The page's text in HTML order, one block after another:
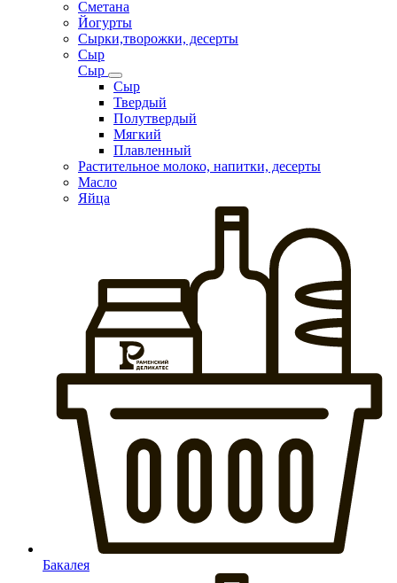
Сметана
Йогурты
Сырки,творожки, десерты
Сыр
Сыр
Сыр
Твердый
Полутвердый
Мягкий
Плавленный
Растительное молоко, напитки, десерты
Масло
Яйца
Бакалея